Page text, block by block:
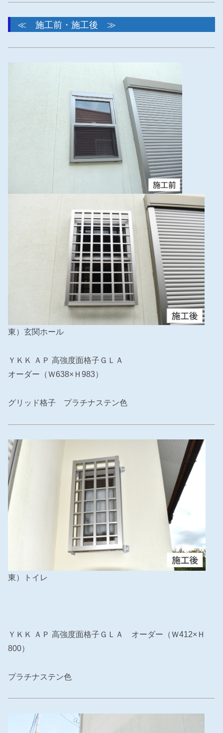
≪ 施工前・施工後 ≫
東）玄関ホール
ＹＫＫ ＡＰ 高強度面格子ＧＬＡ
オーダー（Ｗ638×Ｈ983）
グリッド格子 プラチナステン色
東）トイレ
ＹＫＫ ＡＰ 高強度面格子ＧＬＡ オーダー（Ｗ412×Ｈ
800）
プラチナステン色